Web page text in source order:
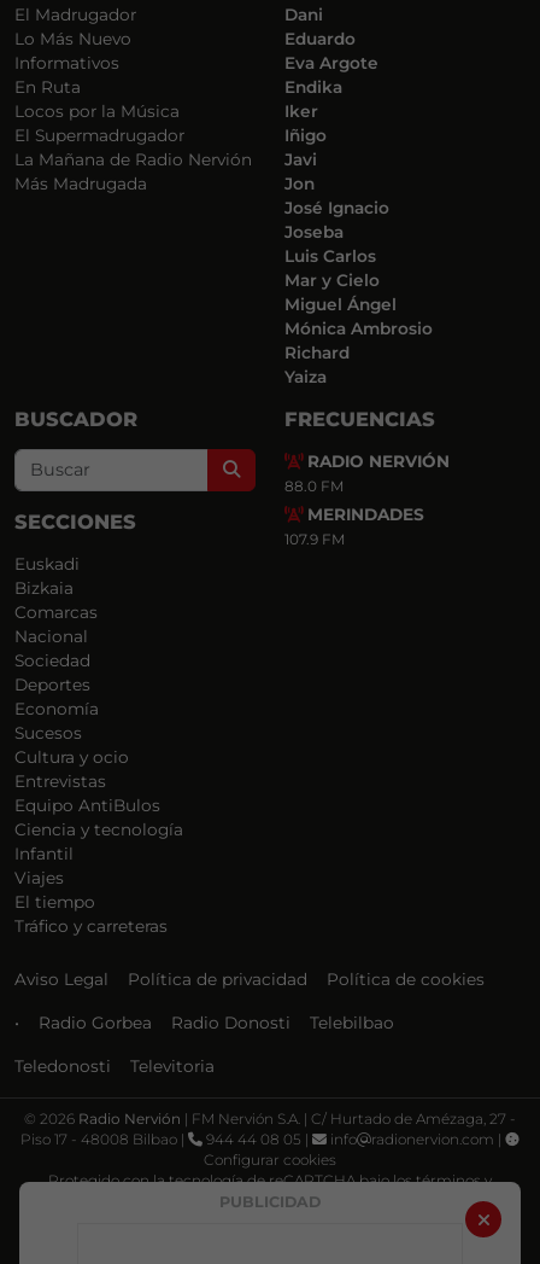
PUBLICIDAD
El Madrugador
Lo Más Nuevo
Informativos
En Ruta
Locos por la Música
El Supermadrugador
La Mañana de Radio Nervión
Más Madrugada
Dani
Eduardo
Eva Argote
Endika
Iker
Iñigo
Javi
Jon
José Ignacio
Joseba
Luis Carlos
Mar y Cielo
Miguel Ángel
Mónica Ambrosio
Richard
Yaiza
BUSCADOR
Search
SECCIONES
Euskadi
Bizkaia
Comarcas
Nacional
Sociedad
Deportes
Economía
Sucesos
Cultura y ocio
Entrevistas
Equipo AntiBulos
Ciencia y tecnología
Infantil
Viajes
El tiempo
Tráfico y carreteras
FRECUENCIAS
RADIO NERVIÓN
88.0 FM
MERINDADES
107.9 FM
Aviso Legal Política de privacidad Política de cookies
• Radio Gorbea Radio Donosti Telebilbao
Teledonosti Televitoria
© 2026 Radio Nervión | FM Nervión S.A. | C/ Hurtado de Amézaga, 27 -
Piso 17 - 48008 Bilbao |
944 44 08 05 | info
radionervion.com |
Configurar cookies
Protegido con la tecnología de reCAPTCHA bajo los términos y
Política de privacidad Términos de servicio